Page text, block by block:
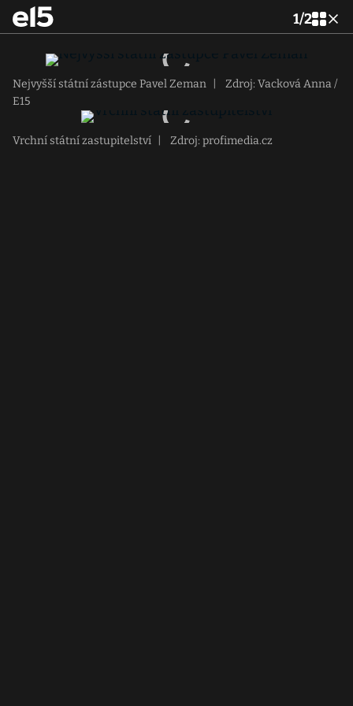
1/2
Nejvyšší státní zástupce Pavel Zeman
Zdroj: Vacková Anna /
E15
Vrchní státní zastupitelství Zdroj: profimedia.cz